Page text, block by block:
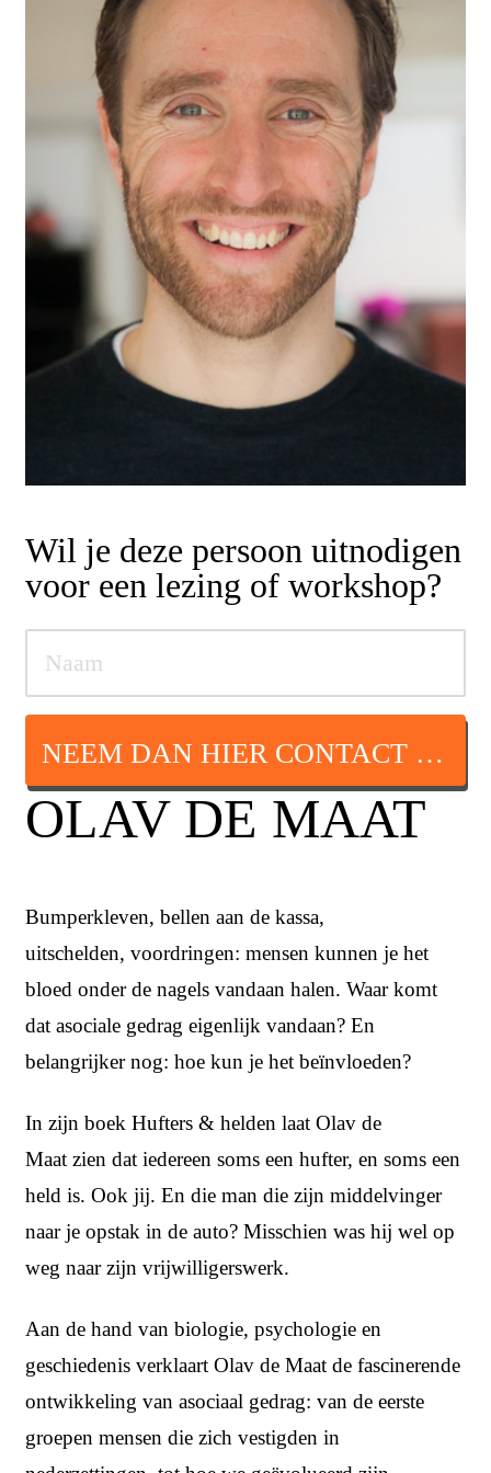
Wil je deze persoon uitnodigen
voor een lezing of workshop?
NEEM DAN HIER CONTACT OP
OLAV DE MAAT
Bumperkleven, bellen aan de kassa,
uitschelden, voordringen: mensen kunnen je het
bloed onder de nagels vandaan halen. Waar komt
dat asociale gedrag eigenlijk vandaan? En
belangrijker nog: hoe kun je het beïnvloeden?
In zijn boek Hufters & helden laat Olav de
Maat zien dat iedereen soms een hufter, en soms een
held is. Ook jij. En die man die zijn middelvinger
naar je opstak in de auto? Misschien was hij wel op
weg naar zijn vrijwilligerswerk.
Aan de hand van biologie, psychologie en
geschiedenis verklaart Olav de Maat de fascinerende
ontwikkeling van asociaal gedrag: van de eerste
groepen mensen die zich vestigden in